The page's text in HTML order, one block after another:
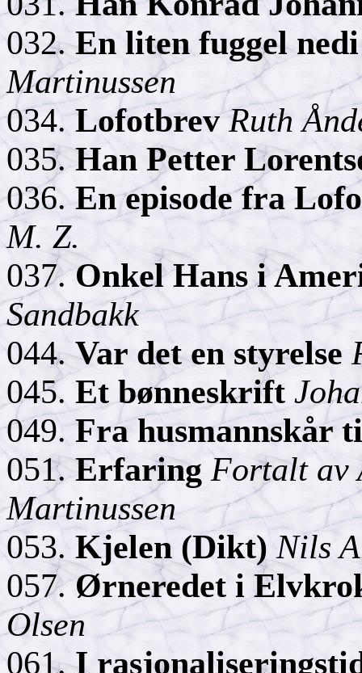
032.En litenfuggel
Martinussen
034.LofotbrevRuth
035.Han Petter
036.En episode fra
M. Z.
037.Onkel Hans i
Sandbakk
044.Var det en styrelse
045. Et bønneskrift
049.Fra husmannskår
051.Erfaring Fortalt av
Martinussen
053. Kjelen (Dikt) Nils
057.Ørneredet i
Olsen
061.I